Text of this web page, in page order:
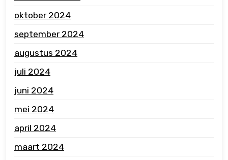
oktober 2024
september 2024
augustus 2024
juli 2024
juni 2024
mei 2024
april 2024
maart 2024